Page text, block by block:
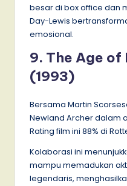
besar di box office dan
Day-Lewis
emosional.
9. The Age of
(1993)
Bersama Martin
Newland Archer dalam
Rating film ini 88% di
Kolaborasi ini
mampu memadukan
legendaris,